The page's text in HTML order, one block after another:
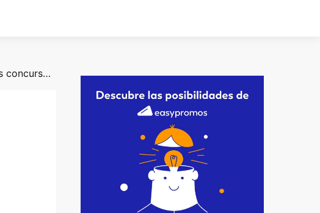
Conoce las ventajas de utilizar los concursos en tu estrategia de marketing